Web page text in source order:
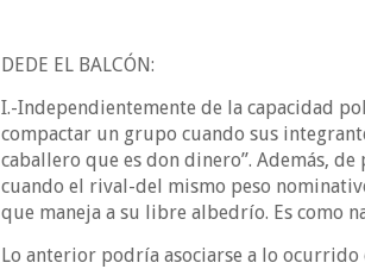
DEDE EL BALCÓN:
I.-Independientemente de la capacidad
compactar un grupo cuando sus
caballero que es don dinero”. Además,
cuando el rival-del mismo peso
que maneja a su libre albedrío. Es como
Lo anterior podría asociarse a lo